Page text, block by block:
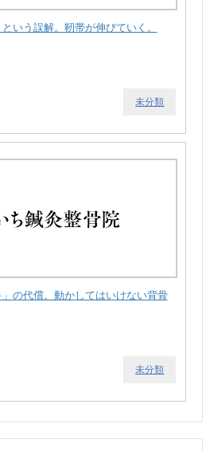
いう誤解。靭帯が伸びていく。
未分類
の代償。動かしてはいけない背骨
未分類